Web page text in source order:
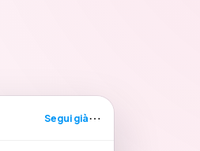
Segui già⋯